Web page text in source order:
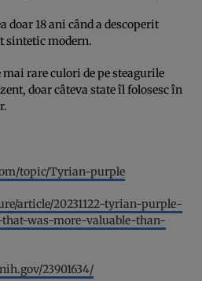
18 ani când a descoperit
sintetic modern.
rare culori de pe steagurile
doar câteva state îl folosesc în
topic/Tyrian-purple
article/20231122-tyrian-purple-
was-more-valuable-than-
23901634/